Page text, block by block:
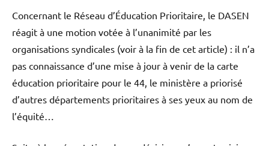
Concernant le Réseau d’Éducation Prioritaire, le DASEN
réagit à une motion votée à l’unanimité par les
organisations syndicales (voir à la fin de cet article) : il n’a
pas connaissance d’une mise à jour à venir de la carte
éducation prioritaire pour le 44, le ministère a priorisé
d’autres départements prioritaires à ses yeux au nom de
l’équité…